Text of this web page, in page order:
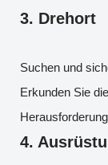
3. Drehort
Suchen und
Erkunden Sie
4.